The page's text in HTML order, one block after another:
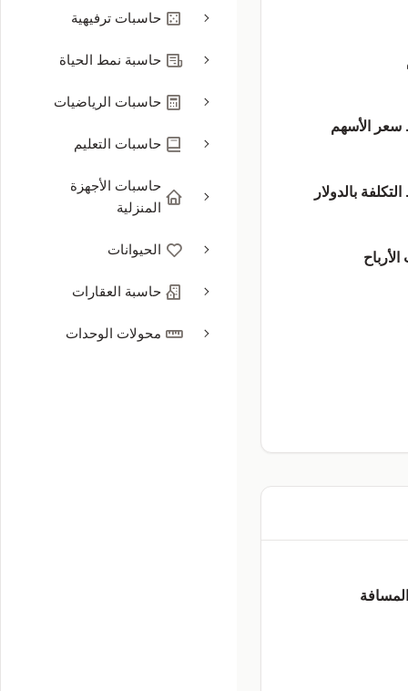
حاسبات ترفيهية
حاسبة نمط الحياة
حاسبات الرياضيات
حاسبات التعليم
حاسبات الأجهزة
المنزلية
الحيوانات
حاسبة العقارات
محولات الوحدات
الأسهم
بالدولار